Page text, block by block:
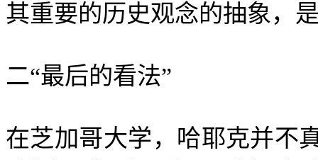
其重要的历史观念的抽象，
二“最后的看法”
在芝加哥大学，哈耶克并不